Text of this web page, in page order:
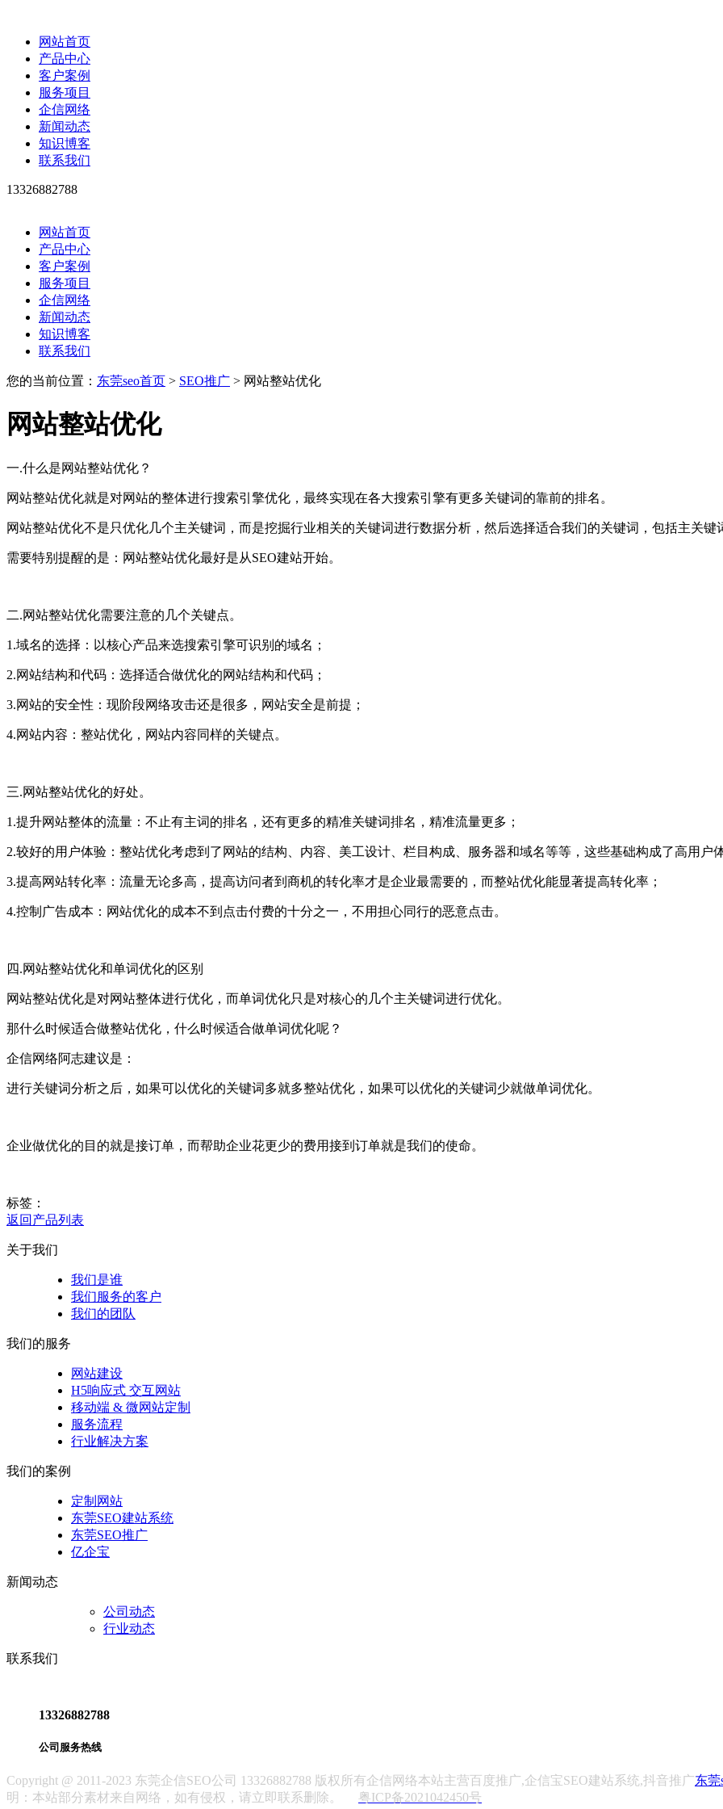
网站首页
产品中心
客户案例
服务项目
企信网络
新闻动态
知识博客
联系我们
13326882788
网站首页
产品中心
客户案例
服务项目
企信网络
新闻动态
知识博客
联系我们
您的当前位置： 东莞seo首页 > SEO推广 > 网站整站优化
网站整站优化
一.什么是网站整站优化？
网站整站优化就是对网站的整体进行搜索引擎优化，最终实现在各大搜索引擎有更多关键词的靠前的排名。
网站整站优化不是只优化几个主关键词，而是挖掘行业相关的关键词进行数据分析，然后选择适合我们的关键词，包括主关键
需要特别提醒的是：网站整站优化最好是从SEO建站开始。
二.网站整站优化需要注意的几个关键点。
1.域名的选择：以核心产品来选搜索引擎可识别的域名；
2.网站结构和代码：选择适合做优化的网站结构和代码；
3.网站的安全性：现阶段网络攻击还是很多，网站安全是前提；
4.网站内容：整站优化，网站内容同样的关键点。
三.网站整站优化的好处。
1.提升网站整体的流量：不止有主词的排名，还有更多的精准关键词排名，精准流量更多；
2.较好的用户体验：整站优化考虑到了网站的结构、内容、美工设计、栏目构成、服务器和域名等等，这些基础构成了高用户
3.提高网站转化率：流量无论多高，提高访问者到商机的转化率才是企业最需要的，而整站优化能显著提高转化率；
4.控制广告成本：网站优化的成本不到点击付费的十分之一，不用担心同行的恶意点击。
四.网站整站优化和单词优化的区别
网站整站优化是对网站整体进行优化，而单词优化只是对核心的几个主关键词进行优化。
那什么时候适合做整站优化，什么时候适合做单词优化呢？
企信网络阿志建议是：
进行关键词分析之后，如果可以优化的关键词多就多整站优化，如果可以优化的关键词少就做单词优化。
企业做优化的目的就是接订单，而帮助企业花更少的费用接到订单就是我们的使命。
标签：
返回产品列表
关于我们
我们是谁
我们服务的客户
我们的团队
我们的服务
网站建设
H5响应式 交互网站
移动端 & 微网站定制
服务流程
行业解决方案
我们的案例
定制网站
东莞SEO建站系统
东莞SEO推广
亿企宝
新闻动态
公司动态
行业动态
联系我们
13326882788
公司服务热线
Copyright @ 2011-2023 东莞企信SEO公司 13326882788 版权所有企信网络本站主营百度推广,企信宝SEO建站系统,抖音推广东莞
明：本站部分素材来自网络，如有侵权，请立即联系删除。
粤ICP备2021042450号